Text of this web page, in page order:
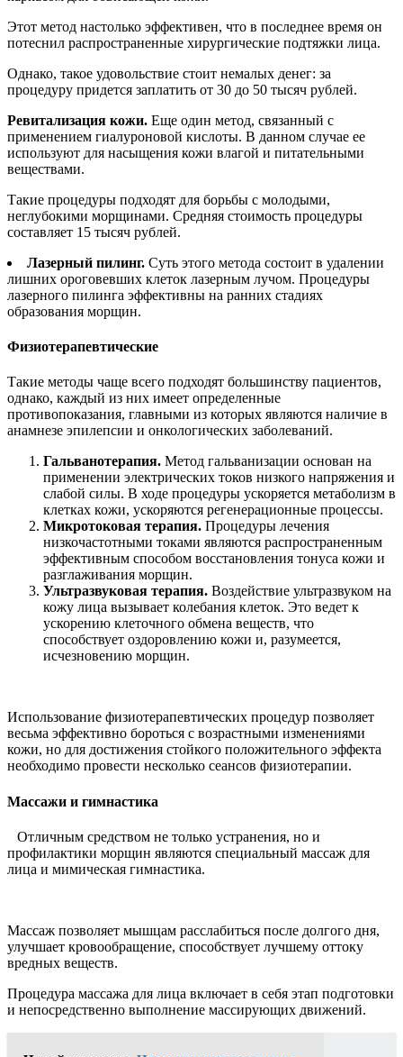
Этот метод настолько эффективен, что в последнее время он
потеснил распространенные хирургические подтяжки лица.
Однако, такое удовольствие стоит немалых денег: за
процедуру придется заплатить от 30 до 50 тысяч рублей.
Ревитализация кожи. Еще один метод, связанный с
применением гиалуроновой кислоты. В данном случае ее
используют для насыщения кожи влагой и питательными
веществами.
Такие процедуры подходят для борьбы с молодыми,
неглубокими морщинами. Средняя стоимость процедуры
составляет 15 тысяч рублей.
Лазерный пилинг. Суть этого метода состоит в удалении
лишних ороговевших клеток лазерным лучом. Процедуры
лазерного пилинга эффективны на ранних стадиях
образования морщин.
Физиотерапевтические
Такие методы чаще всего подходят большинству пациентов,
однако, каждый из них имеет определенные
противопоказания, главными из которых являются наличие в
анамнезе эпилепсии и онкологических заболеваний.
Гальванотерапия. Метод гальванизации основан на
применении электрических токов низкого напряжения и
слабой силы. В ходе процедуры ускоряется метаболизм в
клетках кожи, ускоряются регенерационные процессы.
Микротоковая терапия. Процедуры лечения
низкочастотными токами являются распространенным
эффективным способом восстановления тонуса кожи и
разглаживания морщин.
Ультразвуковая терапия. Воздействие ультразвуком на
кожу лица вызывает колебания клеток. Это ведет к
ускорению клеточного обмена веществ, что
способствует оздоровлению кожи и, разумеется,
исчезновению морщин.
Использование физиотерапевтических процедур позволяет
весьма эффективно бороться с возрастными изменениями
кожи, но для достижения стойкого положительного эффекта
необходимо провести несколько сеансов физиотерапии.
Массажи и гимнастика
Отличным средством не только устранения, но и
профилактики морщин являются специальный массаж для
лица и мимическая гимнастика.
Массаж позволяет мышцам расслабиться после долгого дня,
улучшает кровообращение, способствует лучшему оттоку
вредных веществ.
Процедура массажа для лица включает в себя этап подготовки
и непосредственно выполнение массирующих движений.